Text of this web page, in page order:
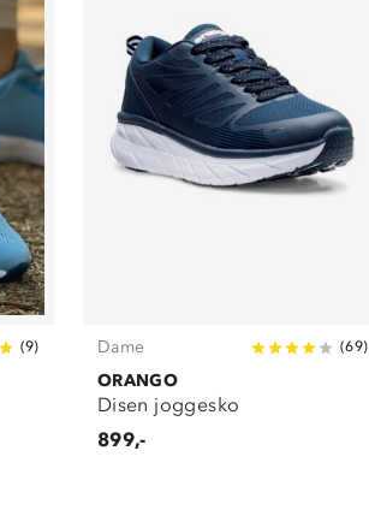
(9) Dame (69)
ORANGO
Disen joggesko
899,-